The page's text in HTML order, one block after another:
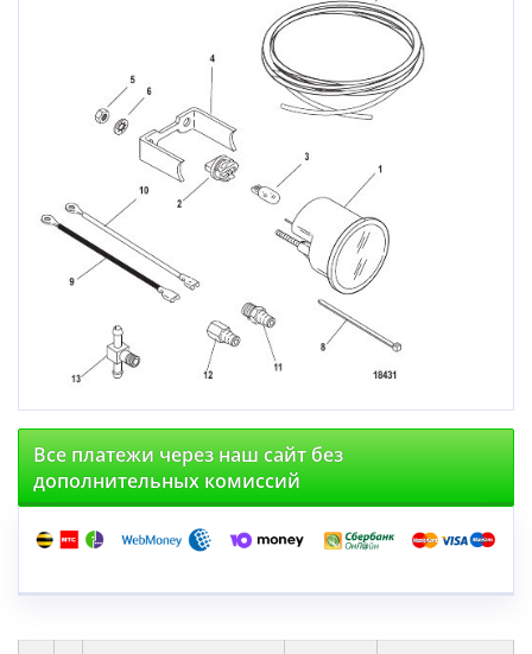
Все платежи через наш сайт без
дополнительных комиссий